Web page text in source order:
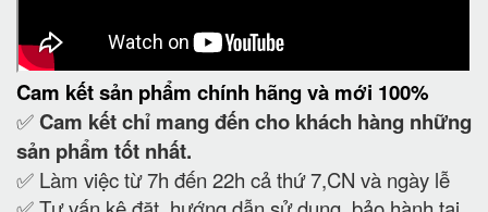
Cam kếtsản phẩm chính hãng và mới 100%
✅ Cam kếtchỉ mang đến cho khách hàng những
sản phẩm tốt nhất.
✅ Làm việc từ 7h đến 22h cả thứ 7,CN và ngày lễ